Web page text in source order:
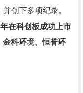
创下多项纪录。
在科创板成功上市
金科环境、恒誉环